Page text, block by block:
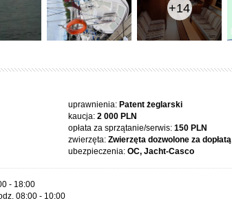
+14
uprawnienia: Patent żeglarski
kaucja: 2 000 PLN
opłata za sprzątanie/serwis: 150 PLN
zwierzęta: Zwierzęta dozwolone za dopłatą
ubezpieczenia: OC, Jacht-Casco
- 18:00
08:00 - 10:00